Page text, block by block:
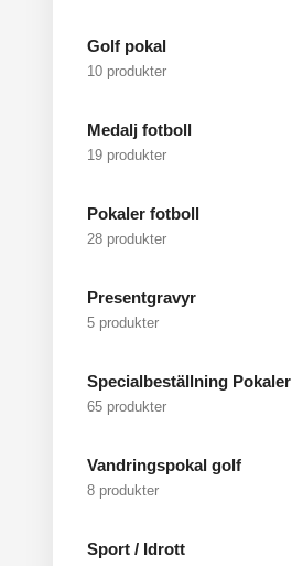
Golf pokal
10 produkter
Medalj fotboll
19 produkter
Pokaler fotboll
28 produkter
Presentgravyr
5 produkter
Specialbeställning Pokaler
65 produkter
Vandringspokal golf
8 produkter
Sport / Idrott